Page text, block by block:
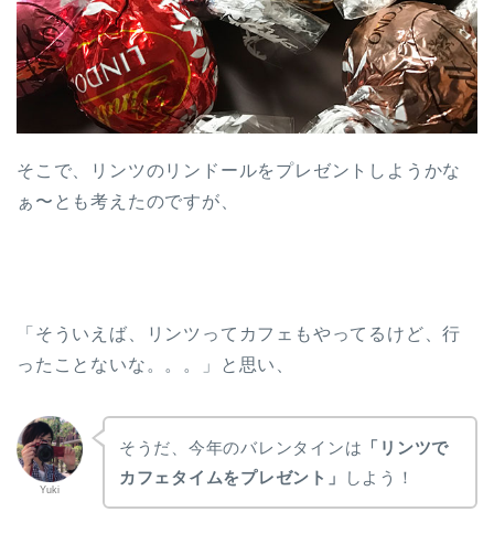
そこで、リンツのリンドールをプレゼントしようかな
ぁ〜とも考えたのですが、
「そういえば、リンツってカフェもやってるけど、行
ったことないな。。。」と思い、
Yuki
そうだ、今年のバレンタインは 「リンツで
カフェタイムをプレゼント」
しよう！